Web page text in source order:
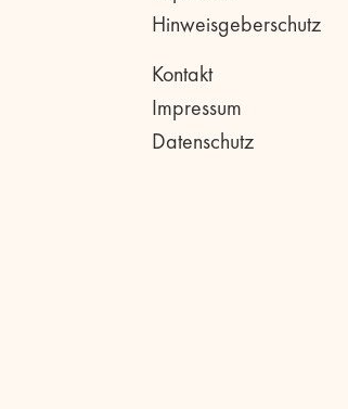
Hinweisgeberschutz
Kontakt
Impressum
Datenschutz